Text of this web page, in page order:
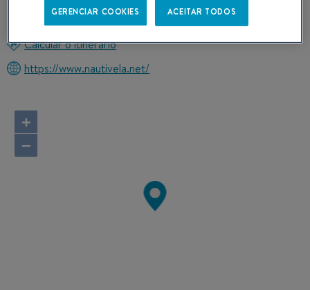
17487 EMPURIABRAVA (GIRONA)
Calcular o itinerário
https://www.nautivela.net/
+
−
GERENCIAR COOKIES ACEITAR TODOS